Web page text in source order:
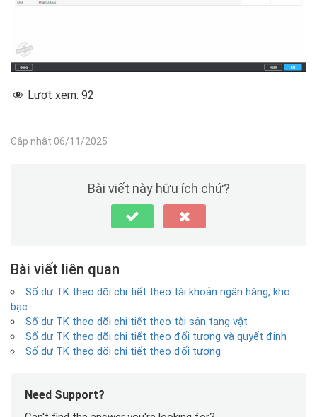
Lượt xem: 92
Cập nhật 06/11/2025
Bài viết này hữu ích chứ?
Bài viết liên quan
Số dư TK theo dõi chi tiết theo tài khoản ngân hàng, kho
bạc
Số dư TK theo dõi chi tiết theo tài sản tang vật
Số dư TK theo dõi chi tiết theo đối tượng và quyết định
Số dư TK theo dõi chi tiết theo đối tượng
Need Support?